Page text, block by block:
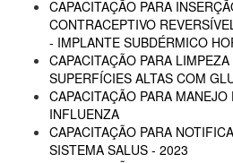
CAPACITAÇÃO PARA
CONTRACEPTIVO
- IMPLANTE SUBDÉRMICO
CAPACITAÇÃO PARA
SUPERFÍCIES ALTAS COM
CAPACITAÇÃO PARA
INFLUENZA
CAPACITAÇÃO PARA
SISTEMA SALUS - 2023